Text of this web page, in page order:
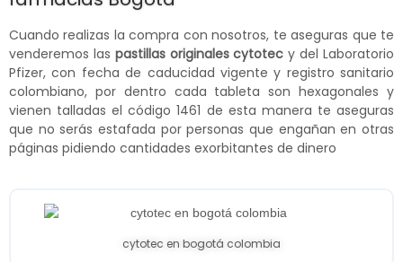
Cuando realizas la compra con nosotros, te aseguras que te
venderemos las pastillas originales cytotec y del Laboratorio
Pfizer, con fecha de caducidad vigente y registro sanitario
colombiano, por dentro cada tableta son hexagonales y
vienen talladas el código 1461 de esta manera te aseguras
que no serás estafada por personas que engañan en otras
páginas pidiendo cantidades exorbitantes de dinero
cytotec en bogotá colombia